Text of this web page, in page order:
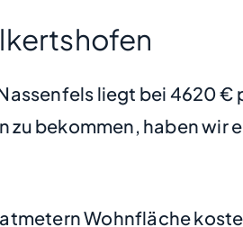
liegt bei 4620
bekommen, haben
Wohnfläche